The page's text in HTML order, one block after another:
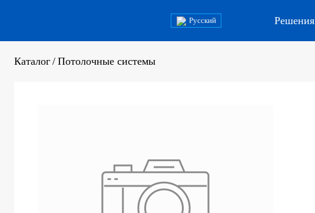
Русский Решения
Каталог / Потолочные системы